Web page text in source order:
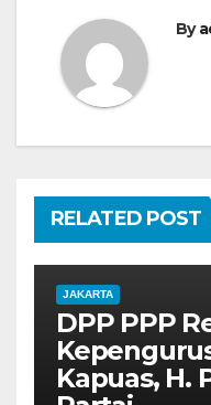
s
i
p
s
By
RELATED POST
JAKARTA
DPP PPP
Kapuas, H.